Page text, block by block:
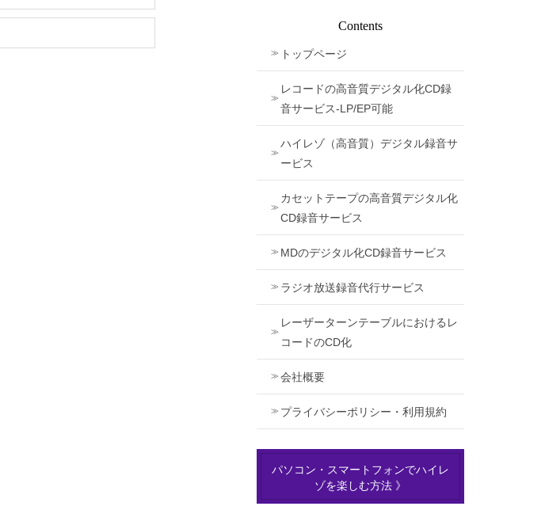
Contents
トップページ
レコードの高音質デジタル化CD録
音サービス-LP/EP可能
ハイレゾ（高音質）デジタル録音サ
ービス
カセットテープの高音質デジタル化
CD録音サービス
MDのデジタル化CD録音サービス
ラジオ放送録音代行サービス
レーザーターンテーブルにおけるレ
コードのCD化
会社概要
プライバシーポリシー・利用規約
パソコン・スマートフォンでハイレ
ゾを楽しむ方法 》